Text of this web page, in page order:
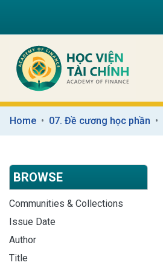
Home 07. Đề cương học phần
BROWSE
Communities & Collections
Issue Date
Author
Title